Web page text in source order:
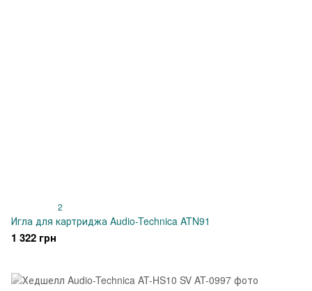
2
Игла для картриджа Audio-Technica ATN91
1 322 грн